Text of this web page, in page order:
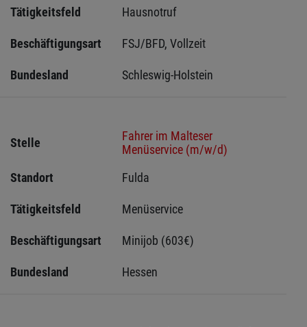
Tätigkeitsfeld Hausnotruf
Beschäftigungsart FSJ/BFD, Vollzeit
Bundesland Schleswig-Holstein
Stelle
Fahrer im Malteser
Menüservice (m/w/d)
Standort
Fulda
Tätigkeitsfeld Menüservice
Beschäftigungsart Minijob (603€)
Bundesland Hessen